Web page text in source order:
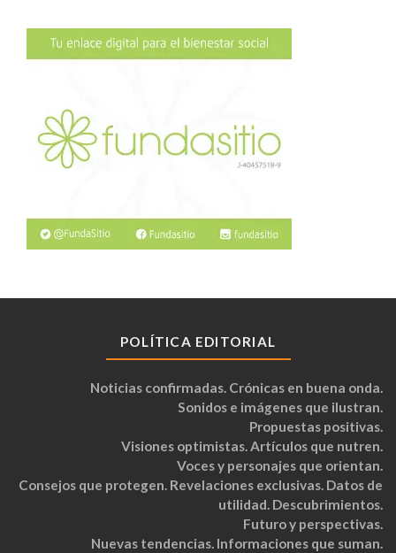
POLÍTICA EDITORIAL
Noticias confirmadas. Crónicas en buena onda.
Sonidos e imágenes que ilustran.
Propuestas positivas.
Visiones optimistas. Artículos que nutren.
Voces y personajes que orientan.
Consejos que protegen. Revelaciones exclusivas. Datos de
utilidad. Descubrimientos.
Futuro y perspectivas.
Nuevas tendencias. Informaciones que suman.